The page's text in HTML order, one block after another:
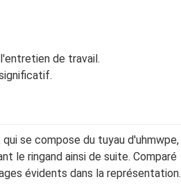
de travail.
se compose du tuyau d'uhmwpe,
le ringand ainsi de suite. Comparé
évidents dans la représentation.